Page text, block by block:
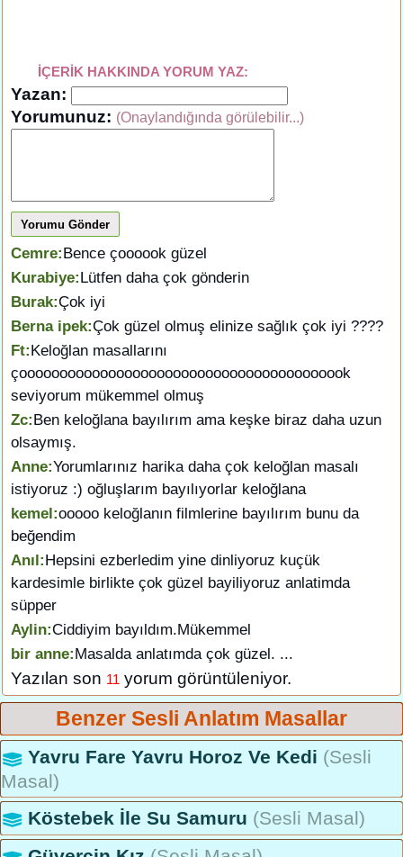
İÇERİK HAKKINDA YORUM YAZ:
Yazan:
Yorumunuz: (Onaylandığında görülebilir...)
Yorumu Gönder
Cemre:Bence çoooook güzel
Kurabiye:Lütfen daha çok gönderin
Burak:Çok iyi
Berna ipek:Çok güzel olmuş elinize sağlık çok iyi ????
Ft:Keloğlan masallarını
çooooooooooooooooooooooooooooooooooooooook
seviyorum mükemmel olmuş
Zc:Ben keloğlana bayılırım ama keşke biraz daha uzun
olsaymış.
Anne:Yorumlarınız harika daha çok keloğlan masalı
istiyoruz :) oğluşlarım bayılıyorlar keloğlana
kemel:ooooo keloğlanın filmlerine bayılırım bunu da
beğendim
Anıl:Hepsini ezberledim yine dinliyoruz kuçük
kardesimle birlikte çok güzel bayiliyoruz anlatimda
süpper
Aylin:Ciddiyim bayıldım.Mükemmel
bir anne:Masalda anlatımda çok güzel. ...
Yazılan son 11 yorum görüntüleniyor.
Benzer Sesli Anlatım Masallar
Yavru Fare Yavru Horoz Ve Kedi (Sesli
Masal)
Köstebek İle Su Samuru (Sesli Masal)